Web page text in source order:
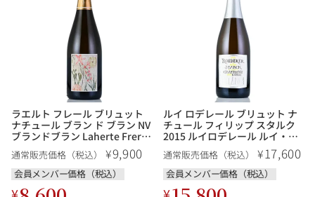
ラエルト フレール ブリュット
ナチュール ブラン ド ブラン NV
ブランドブラン Laherte Freres
Brut Nature Blanc de Blancs
フランス シャンパン シャンパ
ーニュ
通常販売価格（税込） ¥9,900
会員メンバー価格（税込）
ルイ ロデレール ブリュット ナ
チュール フィリップ スタルク
2015 ルイロデレール ルイ・ロ
デレール Louis Roederer Brut
Nature Philippe Starck フラン
ス シャンパン シャンパーニュ
通常販売価格（税込） ¥17,600
会員メンバー価格（税込）